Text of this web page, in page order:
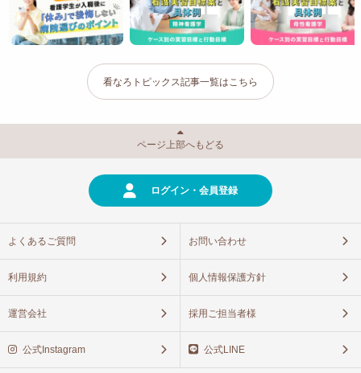
看なろトピックス記事一覧はこちら
ページ上部へもどる
ログイン・会員登録
よくあるご質問 お問い合わせ
利用規約 個人情報保護方針
運営会社 採用ご担当者様
公式Instagram 公式LINE